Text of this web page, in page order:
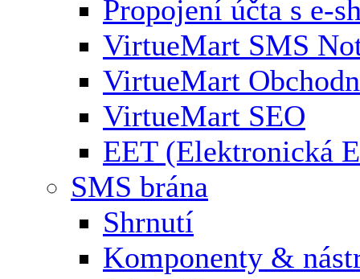
Propojení účta s e-
VirtueMart SMS
VirtueMart
VirtueMart SEO
EET (Elektronická
SMS brána
Shrnutí
Komponenty &